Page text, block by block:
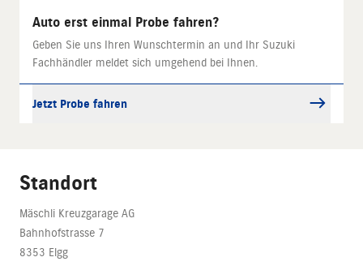
Auto erst einmal Probe fahren?
Geben Sie uns Ihren Wunschtermin an und Ihr Suzuki
Fachhändler meldet sich umgehend bei Ihnen.
Jetzt Probe fahren
Standort
Mäschli Kreuzgarage AG
Bahnhofstrasse 7
8353 Elgg